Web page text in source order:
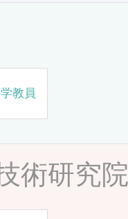
教員
術研究